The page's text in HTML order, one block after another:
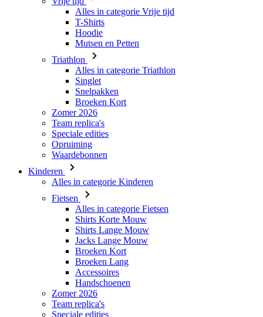
Triathlon
Alles in categorie Triathlon
Singlet
Snelpakken
Broeken Kort
Zomer 2026
Team replica's
Speciale edities
Opruiming
Waardebonnen
Kinderen
Alles in categorie Kinderen
Fietsen
Alles in categorie Fietsen
Shirts Lange Mouw
Jacks Lange Mouw
Broeken Kort
Broeken Lang
Accessoires
Handschoenen
Zomer 2026
Team replica's
Speciale edities
Opruiming
Waardebonnen
Custom Teamwear
Stories